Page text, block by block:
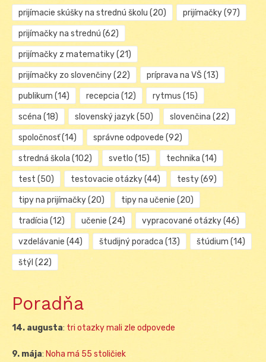
prijímacie skúšky na strednú školu (20) prijímačky(97)
prijímačky na strednú (62)
prijímačky z matematiky(21)
prijímačky zo slovenčiny(22) príprava na VŠ (13)
publikum (14) recepcia (12) rytmus (15)
scéna (18) slovenský jazyk(50) slovenčina (22)
spoločnosť(14) správne odpovede (92)
stredná škola (102) svetlo (15) technika (14)
test (50) testovacie otázky(44) testy(69)
tipy na prijímačky(20) tipy na učenie (20)
tradícia (12) učenie (24) vypracované otázky(46)
vzdelávanie (44) študijný poradca (13) štúdium (14)
štýl (22)
Poradňa
14. augusta: tri otazky mali zle odpovede
9. mája: Noha má 55 stoličiek